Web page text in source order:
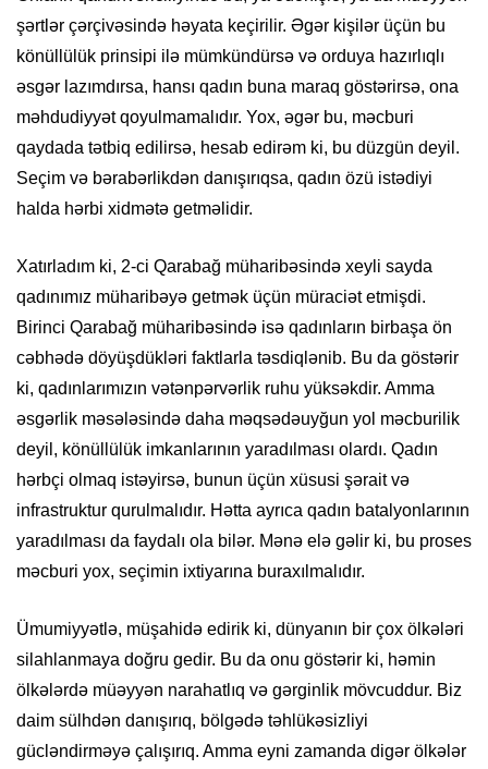
şərtlər çərçivəsində həyata keçirilir. Əgər kişilər üçün bu
könüllülük prinsipi ilə mümkündürsə və orduya hazırlıqlı
əsgər lazımdırsa, hansı qadın buna maraq göstərirsə, ona
məhdudiyyət qoyulmamalıdır. Yox, əgər bu, məcburi
qaydada tətbiq edilirsə, hesab edirəm ki, bu düzgün deyil.
Seçim və bərabərlikdən danışırıqsa, qadın özü istədiyi
halda hərbi xidmətə getməlidir.
Xatırladım ki, 2-ci Qarabağ müharibəsində xeyli sayda
qadınımız müharibəyə getmək üçün müraciət etmişdi.
Birinci Qarabağ müharibəsində isə qadınların birbaşa ön
cəbhədə döyüşdükləri faktlarla təsdiqlənib. Bu da göstərir
ki, qadınlarımızın vətənpərvərlik ruhu yüksəkdir. Amma
əsgərlik məsələsində daha məqsədəuyğun yol məcburilik
deyil, könüllülük imkanlarının yaradılması olardı. Qadın
hərbçi olmaq istəyirsə, bunun üçün xüsusi şərait və
infrastruktur qurulmalıdır. Hətta ayrıca qadın batalyonlarının
yaradılması da faydalı ola bilər. Mənə elə gəlir ki, bu proses
məcburi yox, seçimin ixtiyarına buraxılmalıdır.
Ümumiyyətlə, müşahidə edirik ki, dünyanın bir çox ölkələri
silahlanmaya doğru gedir. Bu da onu göstərir ki, həmin
ölkələrdə müəyyən narahatlıq və gərginlik mövcuddur. Biz
daim sülhdən danışırıq, bölgədə təhlükəsizliyi
gücləndirməyə çalışırıq. Amma eyni zamanda digər ölkələr